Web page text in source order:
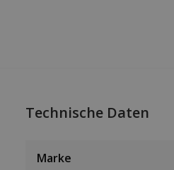
Technische Daten
Marke